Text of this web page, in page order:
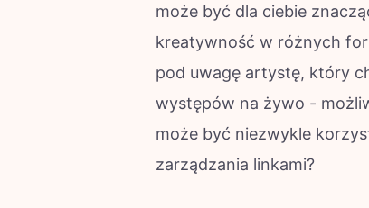
może być dla ciebie
kreatywność w różnych
pod uwagę artystę, który
występów na żywo -
może być niezwykle
zarządzania linkami?